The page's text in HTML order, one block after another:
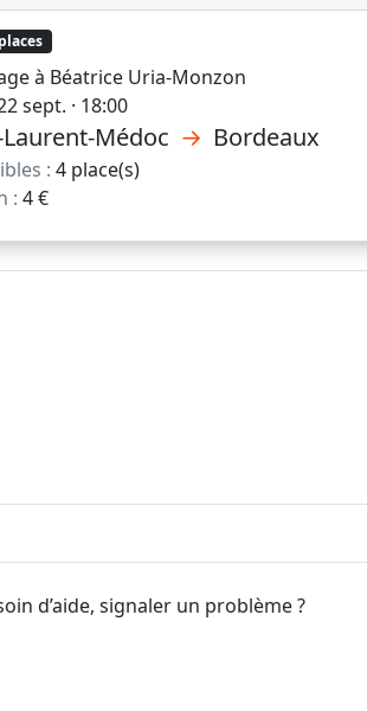
à Béatrice Uria-Monzon
sept. · 18:00
Médoc → Bordeaux
: 4 place(s)
: 4 €
d’aide, signaler un problème ?